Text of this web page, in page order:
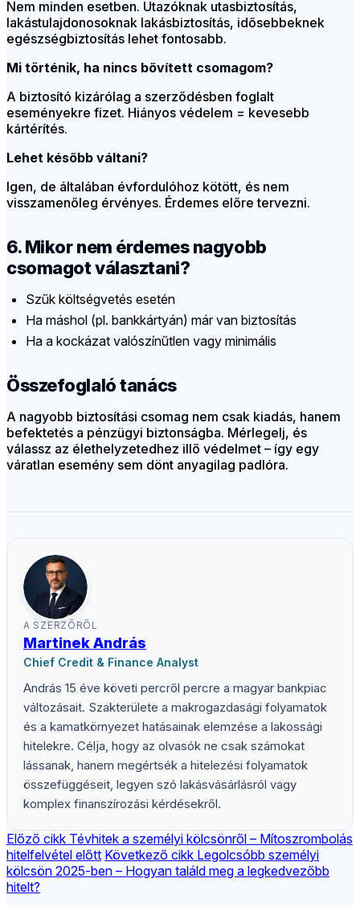
Nem minden esetben. Utazóknak utasbiztosítás,
lakástulajdonosoknak lakásbiztosítás, idősebbeknek
egészségbiztosítás lehet fontosabb.
Mi történik, ha nincs bővített csomagom?
A biztosító kizárólag a szerződésben foglalt
eseményekre fizet. Hiányos védelem = kevesebb
kártérítés.
Lehet később váltani?
Igen, de általában évfordulóhoz kötött, és nem
visszamenőleg érvényes. Érdemes előre tervezni.
6. Mikor nem érdemes nagyobb
csomagot választani?
Szűk költségvetés esetén
Ha máshol (pl. bankkártyán) már van biztosítás
Ha a kockázat valószínűtlen vagy minimális
Összefoglaló tanács
A nagyobb biztosítási csomag nem csak kiadás, hanem
befektetés a pénzügyi biztonságba. Mérlegelj, és
válassz az élethelyzetedhez illő védelmet – így egy
váratlan esemény sem dönt anyagilag padlóra.
A SZERZŐRŐL
Martinek András
Chief Credit & Finance Analyst
András 15 éve követi percről percre a magyar bankpiac
változásait. Szakterülete a makrogazdasági folyamatok
és a kamatkörnyezet hatásainak elemzése a lakossági
hitelekre. Célja, hogy az olvasók ne csak számokat
lássanak, hanem megértsék a hitelezési folyamatok
összefüggéseit, legyen szó lakásvásárlásról vagy
komplex finanszírozási kérdésekről.
Előző cikk Tévhitek a személyi kölcsönről – Mítoszrombolás
hitelfelvétel előtt Következő cikk Legolcsóbb személyi
kölcsön 2025-ben – Hogyan találd meg a legkedvezőbb
hitelt?